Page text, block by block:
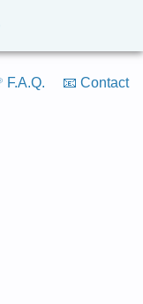
F.A.Q. 📧 Contact